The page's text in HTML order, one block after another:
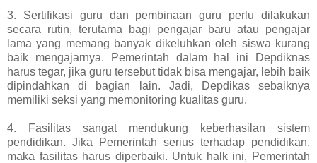
3. Sertifikasi guru dan pembinaan guru perlu dilakukan
secara rutin, terutama bagi pengajar baru atau pengajar
lama yang memang banyak dikeluhkan oleh siswa kurang
baik mengajarnya. Pemerintah dalam hal ini Depdiknas
harus tegar, jika guru tersebut tidak bisa mengajar, lebih baik
dipindahkan di bagian lain. Jadi, Depdikas sebaiknya
memiliki seksi yang memonitoring kualitas guru.
4. Fasilitas sangat mendukung keberhasilan sistem
pendidikan. Jika Pemerintah serius terhadap pendidikan,
maka fasilitas harus diperbaiki. Untuk halk ini, Pemerintah